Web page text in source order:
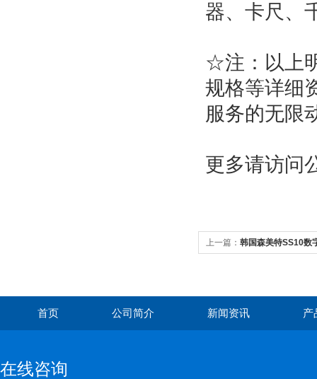
器、卡尺、
☆注：以上
规格等详细
服务的无限
更多请访问
上一篇： 韩国森美特SS10数
首页 公司简介 新闻资讯 产
在线咨询